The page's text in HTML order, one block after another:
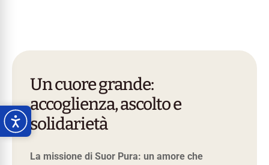
Un cuore grande:
accoglienza, ascolto e
solidarietà
La missione di Suor Pura: un amore che